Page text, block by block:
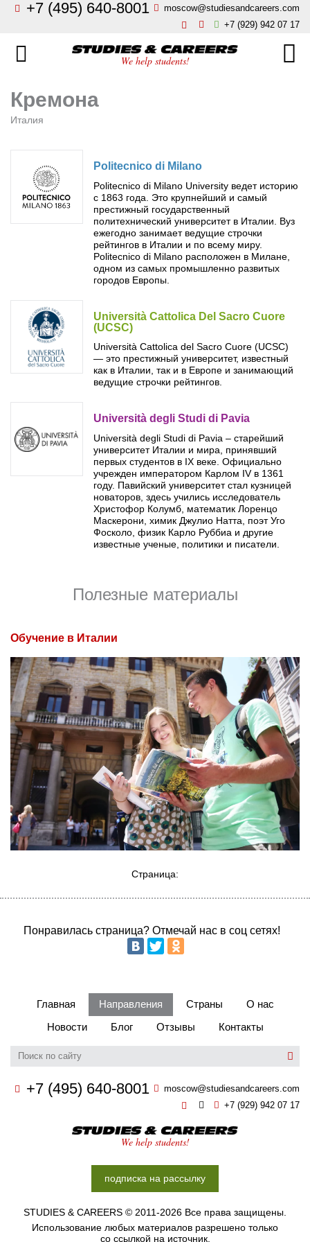
+7 (495) 640-8001
moscow@studiesandcareers.com
+7 (929) 942 07 17
We help students!
Бизнес, менеджмент, финансы
Архитектура и инжиниринг
Языковые школы
Гостиничный бизнес, туризм
Кулинарное искусство
Бординговые школы
Другие направления
Кремона
Италия
Politecnico di Milano
Politecnico di Milano University ведет историю
с 1863 года. Это крупнейший и самый
престижный государственный
политехнический университет в Италии. Вуз
ежегодно занимает ведущие строчки
рейтингов в Италии и по всему миру.
Politecnico di Milano расположен в Милане,
одном из самых промышленно развитых
городов Европы.
Università Cattolica Del Sacro Cuore
(UCSC)
Università Cattolica del Sacro Cuore (UCSC)
— это престижный университет, известный
как в Италии, так и в Европе и занимающий
ведущие строчки рейтингов.
Università degli Studi di Pavia
Università degli Studi di Pavia – старейший
университет Италии и мира, принявший
первых студентов в IX веке. Официально
учрежден императором Карлом IV в 1361
году. Павийский университет стал кузницей
новаторов, здесь учились исследователь
Христофор Колумб, математик Лоренцо
Маскерони, химик Джулио Натта, поэт Уго
Фосколо, физик Карло Руббиа и другие
известные ученые, политики и писатели.
Полезные материалы
Обучение в Италии
Страница:
Понравилась страница? Отмечай нас в соц сетях!
Главная
Направления
О нас
Новости
Отзывы
Главная Направления Страны
О нас
Новости
Блог Отзывы Контакты
+7 (495) 640-8001
moscow@studiesandcareers.com
+7 (929) 942 07 17
We help students!
подписка на рассылку
STUDIES & CAREERS © 2011-2026 Все права защищены.
Использование любых материалов разрешено только
со ссылкой на источник.